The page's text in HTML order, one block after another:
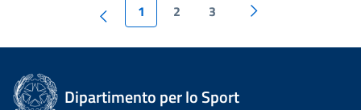
1 2 3
Dipartimento per lo Sport